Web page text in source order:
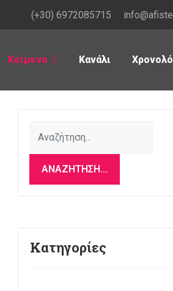
(+30) 6972085715
Κείμενα Κανάλι
ΑΝΑΖΉΤΗΣΗ...
Κατηγορίες